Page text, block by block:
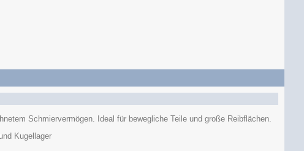
Schmiervermögen. Ideal für bewegliche Teile und große Reibflächen.
Kugellager